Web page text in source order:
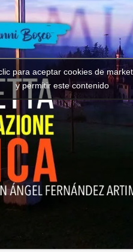
para aceptar cookies de
y permitir este contenido